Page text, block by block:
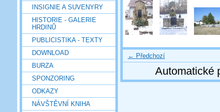
INSIGNIE A SUVENYRY
HISTORIE - GALERIE
HRDINŮ
PUBLICISTIKA - TEXTY
DOWNLOAD
BURZA
SPONZORING
ODKAZY
NÁVŠTĚVNÍ KNIHA
← Předchozí
Automatické